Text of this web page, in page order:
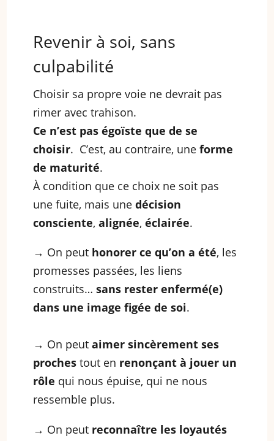
Revenir à soi, sans
culpabilité
Choisir sa propre voie ne devrait pas
rimer avec trahison.
Ce n’est pas égoïste que de se
choisir. C’est, au contraire, uneforme
de maturité.
À condition que ce choix ne soit pas
une fuite, mais unedécision
consciente, alignée, éclairée.
→ On peut honorer ce qu’on a été, les
promesses passées, les liens
construits… sans rester enfermé(e)
dans une image figée de soi.
→ On peut aimer sincèrement ses
prochestout en renonçant à jouer un
rôle qui nous épuise, qui ne nous
ressemble plus.
→ On peut reconnaître les loyautés